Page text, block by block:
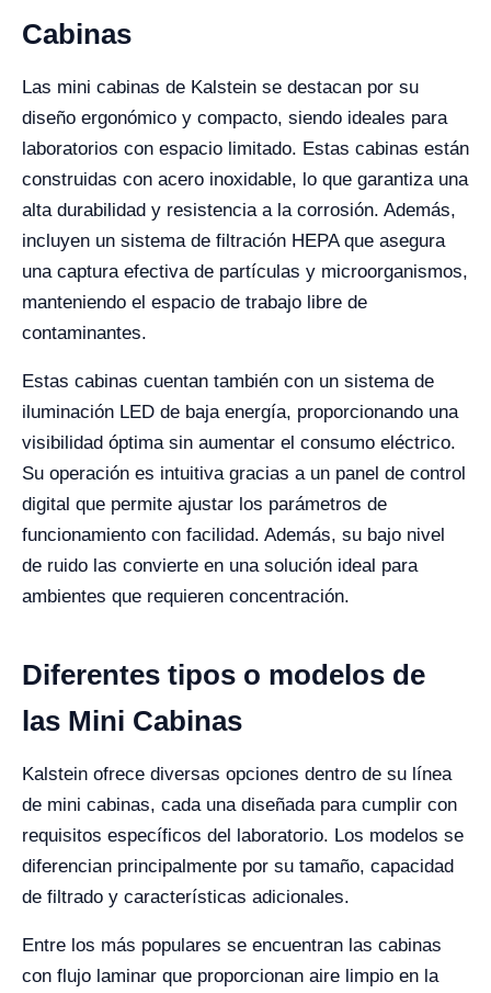
Cabinas
Las mini cabinas de Kalstein se destacan por su
diseño ergonómico y compacto, siendo ideales para
laboratorios con espacio limitado. Estas cabinas están
construidas con acero inoxidable, lo que garantiza una
alta durabilidad y resistencia a la corrosión. Además,
incluyen un sistema de filtración HEPA que asegura
una captura efectiva de partículas y microorganismos,
manteniendo el espacio de trabajo libre de
contaminantes.
Estas cabinas cuentan también con un sistema de
iluminación LED de baja energía, proporcionando una
visibilidad óptima sin aumentar el consumo eléctrico.
Su operación es intuitiva gracias a un panel de control
digital que permite ajustar los parámetros de
funcionamiento con facilidad. Además, su bajo nivel
de ruido las convierte en una solución ideal para
ambientes que requieren concentración.
Diferentes tipos o modelos de
las Mini Cabinas
Kalstein ofrece diversas opciones dentro de su línea
de mini cabinas, cada una diseñada para cumplir con
requisitos específicos del laboratorio. Los modelos se
diferencian principalmente por su tamaño, capacidad
de filtrado y características adicionales.
Entre los más populares se encuentran las cabinas
con flujo laminar que proporcionan aire limpio en la